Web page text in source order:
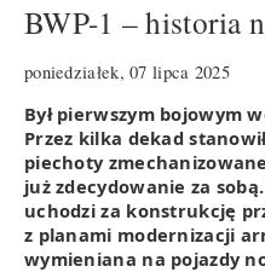
BWP-1 – historia
poniedziałek, 07 lipca 2025
Był pierwszym bojowym
Przez kilka dekad
piechoty
już zdecydowanie za
uchodzi za konstrukcję
z planami modernizacji
wymieniana na pojazdy